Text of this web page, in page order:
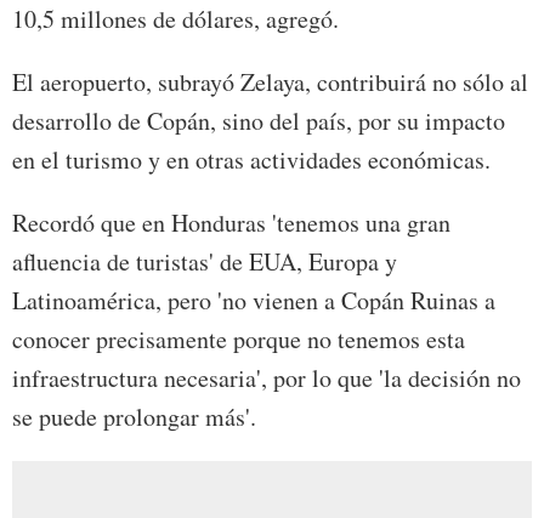
10,5 millones de dólares, agregó.
El aeropuerto, subrayó Zelaya, contribuirá no sólo al
desarrollo de Copán, sino del país, por su impacto
en el turismo y en otras actividades económicas.
Recordó que en Honduras 'tenemos una gran
afluencia de turistas' de EUA, Europa y
Latinoamérica, pero 'no vienen a Copán Ruinas a
conocer precisamente porque no tenemos esta
infraestructura necesaria', por lo que 'la decisión no
se puede prolongar más'.